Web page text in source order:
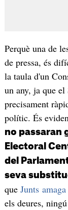
Perquè una de
de pressa, és
la taula d'un
un any, ja que el
precisament
polític. És
no passaran
Electoral
del
seva
que Junts
els deures,